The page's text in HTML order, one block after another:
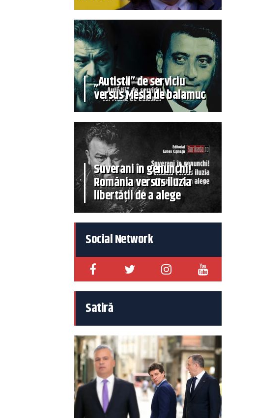
„Autiștii” de serviciu
versus Mesia de balamuc
Suverani în genunchi!
România versus iluzia
libertății de a alege
Social Network
Satiră